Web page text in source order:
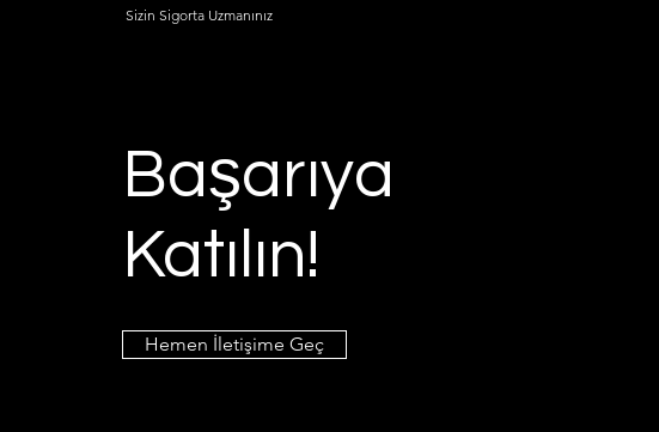
Sizin Sigorta Uzmanınız
Başarıya
Katılın!
Hemen İletişime Geç